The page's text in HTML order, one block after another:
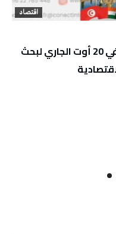
اقتصاد
منتدى الأعمال التونسي الهندي في 20 أوت الجاري لبحث